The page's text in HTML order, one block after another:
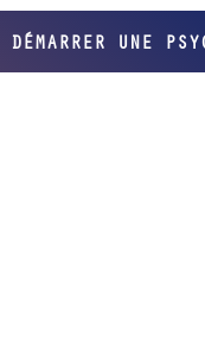
DÉMARRER UNE